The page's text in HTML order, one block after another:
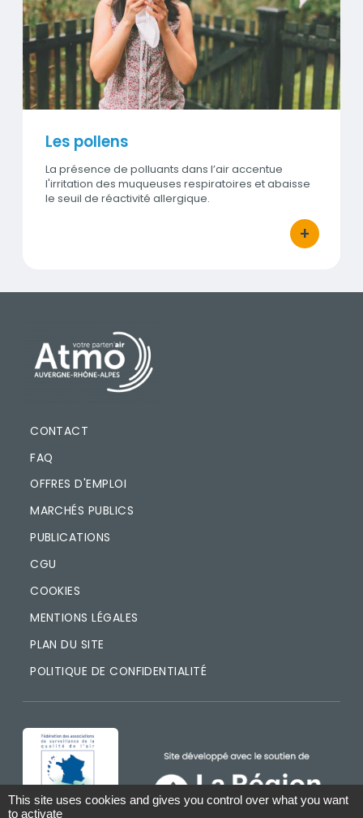
Visuel
Les pollens
La présence de polluants dans l’air accentue
l'irritation des muqueuses respiratoires et abaisse
le seuil de réactivité allergique.
+
bouton
PIED DE PAGE
CONTACT
FAQ
OFFRES D'EMPLOI
MARCHÉS PUBLICS
PUBLICATIONS
CGU
COOKIES
MENTIONS LÉGALES
PLAN DU SITE
POLITIQUE DE CONFIDENTIALITÉ
IMAGE
This site uses cookies and gives you control over what you want
to activate